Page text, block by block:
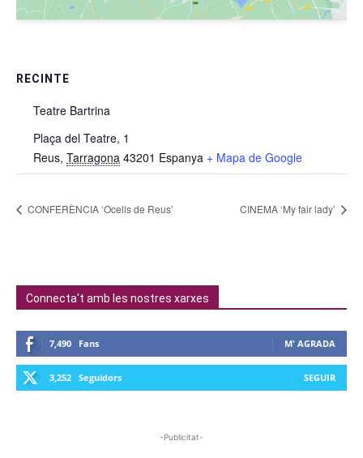
RECINTE
Teatre Bartrina
Plaça del Teatre, 1
Reus, Tarragona 43201 Espanya + Mapa de Google
CONFERÈNCIA ‘Ocells de Reus’ CINEMA ‘My fair lady’
Connecta't amb les nostres xarxes
7,490 Fans M' AGRADA
3,252 Seguidors SEGUIR
-Publicitat-